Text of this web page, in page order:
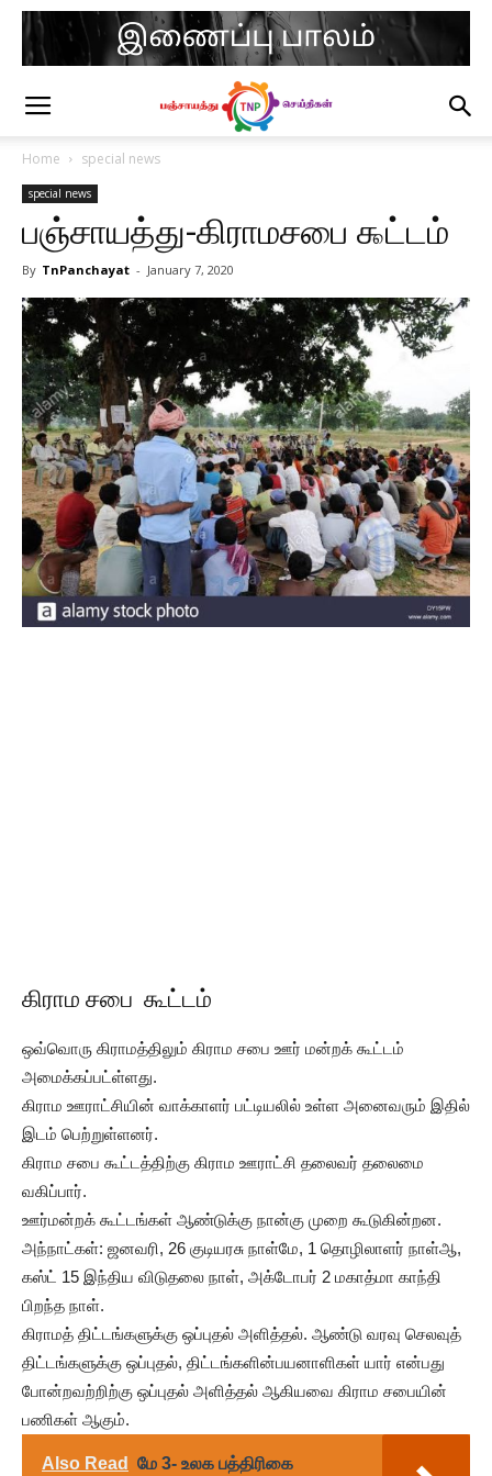
Home special news
special news
பஞ்சாயத்து-கிராமசபை ௯ட்டம்
By TnPanchayat - January 7, 2020
கிராம சபை கூட்டம்
ஒவ்வொரு கிராமத்திலும் கிராம சபை ஊர் மன்றக் கூட்டம்
அமைக்கப்பட்ள்ளது.
கிராம ஊராட்சியின் வாக்காளர் பட்டியலில் உள்ள அனைவரும் இதில்
இடம் பெற்றுள்ளனர்.
கிராம சபை கூட்டத்திற்கு கிராம ஊராட்சி தலைவர் தலைமை
வகிப்பார்.
ஊர்மன்றக் கூட்டங்கள் ஆண்டுக்கு நான்கு முறை கூடுகின்றன.
அந்நாட்கள்: ஜனவரி, 26 குடியரசு நாள்மே, 1 தொழிலாளர் நாள்ஆ,
கஸ்ட் 15 இந்திய விடுதலை நாள், அக்டோபர் 2 மகாத்மா காந்தி
பிறந்த நாள்.
கிராமத் திட்டங்களுக்கு ஒப்புதல் அளித்தல். ஆண்டு வரவு செலவுத்
திட்டங்களுக்கு ஒப்புதல், திட்டங்களின்பயனாளிகள் யார் என்பது
போன்றவற்றிற்கு ஒப்புதல் அளித்தல் ஆகியவை கிராம சபையின்
பணிகள் ஆகும்.
Also Read
மே 3- உலக பத்திரிகை